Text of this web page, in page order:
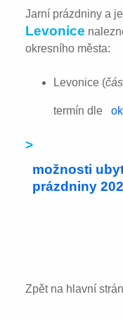
Jarní prázdniny a
Levonice
okresního města:
Levonice (
termín dle
>
možnosti
prázdniny
Zpět na hlavní